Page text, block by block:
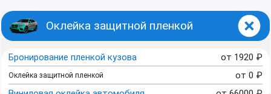
Оклейка защитной пленкой
Бронирование пленкой кузова от 1920 ₽
Оклейка защитной пленкой от 0 ₽